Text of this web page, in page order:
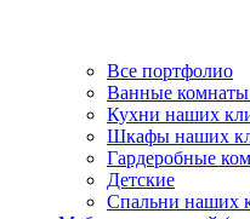
Все портфолио
Ванные
Кухни наших
Шкафы наших
Гардеробные
Детские
Спальни наших